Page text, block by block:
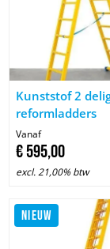
Image Kunststof
Kunststof 2
reformladders
Vanaf
€595,00
excl. 21,00% btw
NIEUW